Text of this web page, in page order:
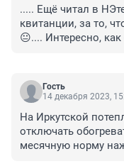
..... Ещё читал в
квитанции, за то,
😐.... Интересно,
Гость
14 декабря 2023,
На Иркутской
отключать
месячную норму